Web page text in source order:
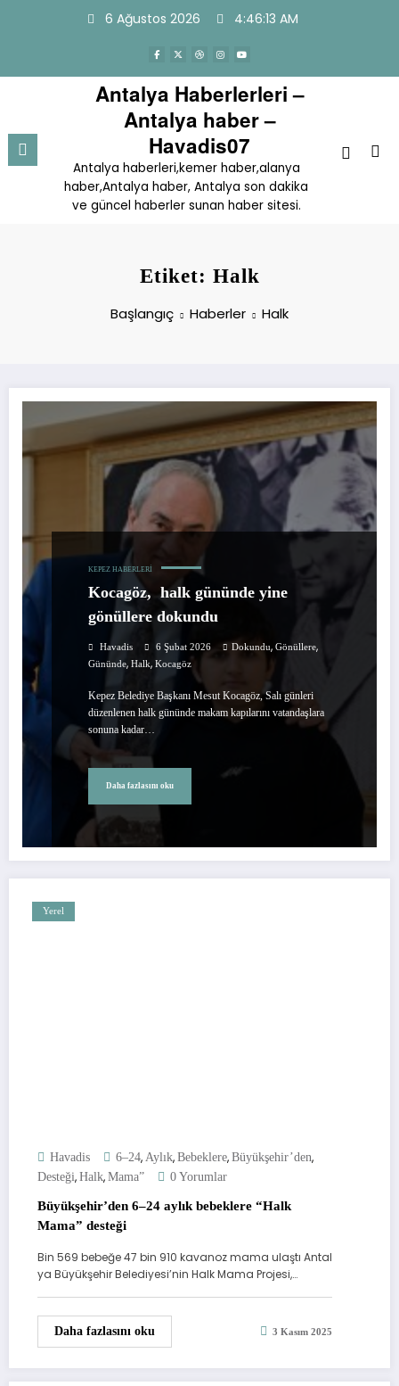
6 Ağustos 2026 4:46:13 AM
Antalya Haberlerleri –
Antalya haber –
Havadis07
Antalya haberleri,kemer haber,alanya
haber,Antalya haber, Antalya son dakika
ve güncel haberler sunan haber sitesi.
Etiket: Halk
Başlangıç Haberler Halk
KEPEZ HABERLERI
Kocagöz, halk gününde yine
gönüllere dokundu
Havadis 6 Şubat 2026 Dokundu, Gönüllere,
Gününde, Halk, Kocagöz
Kepez Belediye Başkanı Mesut Kocagöz, Salı günleri
düzenlenen halk gününde makam kapılarını vatandaşlara
sonuna kadar…
Daha fazlasını oku
Yerel
Havadis 6–24, Aylık, Bebeklere, Büyükşehir’den,
Desteği, Halk, Mama” 0 Yorumlar
Büyükşehir’den 6–24 aylık bebeklere “Halk
Mama” desteği
Bin 569 bebeğe 47 bin 910 kavanoz mama ulaştı Antal
ya Büyükşehir Belediyesi’nin Halk Mama Projesi,…
Daha fazlasını oku 3 Kasım 2025